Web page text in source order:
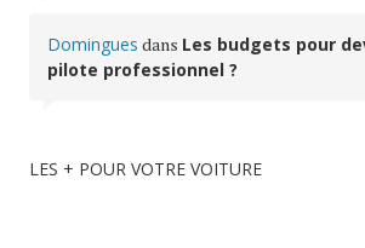
Domingues dans Les budgets pour
pilote professionnel ?
LES + POUR VOTRE VOITURE